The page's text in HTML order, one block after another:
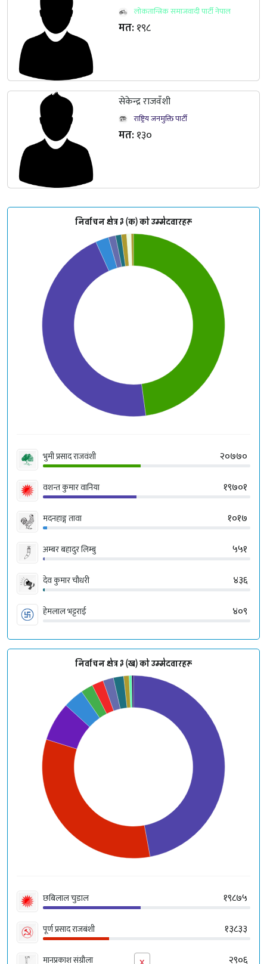
लोकतान्त्रिक समाजवादी पार्टी नेपाल
मत:१९८
सेकेन्द्र राजवँशी
राष्ट्रिय जनमुक्ति पार्टी
मत:१३०
निर्वाचन क्षेत्र ३ (क) को उम्मेदवारहरू
भुमी प्रसाद राजवंशी २०७७०
वशन्त कुमार वानिया १९७०१
मदनहाङ्ग तावा १०१७
अम्बर बहादुर लिम्बु ५५१
देव कुमार चौधरी ४३६
हेमलाल भट्टराई ४०९
निर्वाचन क्षेत्र ३ (ख) को उम्मेदवारहरू
छबिलाल चुडाल १९८७५
पूर्ण प्रसाद राजबंशी १३८३३
मानप्रकाश संग्रौला २९०६